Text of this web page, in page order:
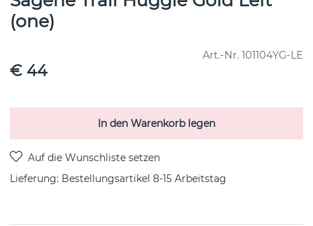
(one)
Art.-Nr. 101104YG-LE
€ 44
In den Warenkorb legen
Lieferung: Bestellungsartikel 8-15 Arbeitstag